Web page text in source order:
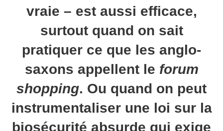
vraie – est aussi efficace,
surtout quand on sait
pratiquer ce que les anglo-
saxons appellent le forum
shopping. Ou quand on peut
instrumentaliser une loi sur la
biosécurité absurde qui exige